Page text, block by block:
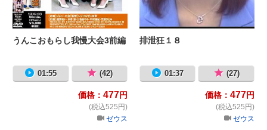
うんこおもらし我慢大会3前編
01:55 (42)
価格： 477円
(税込525円)
ゼウス
排泄狂１８
01:37 (27)
価格： 477円
(税込525円)
ゼウス